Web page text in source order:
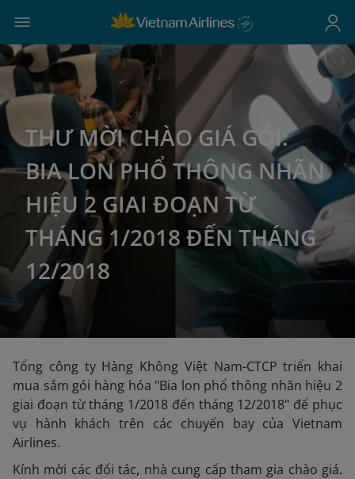
THƯ MỜI CHÀO GIÁ GÓI:
BIA LON PHỔ THÔNG NHÃN
HIỆU 2 GIAI ĐOẠN TỪ
THÁNG 1/2018 ĐẾN THÁNG
12/2018
Tổng công ty Hàng Không Việt Nam-CTCP triển khai
mua sắm gói hàng hóa "Bia lon phổ thông nhãn hiệu 2
giai đoạn từ tháng 1/2018 đến tháng 12/2018" để phục
vụ hành khách trên các chuyến bay của Vietnam
Airlines.
Kính mời các đối tác, nhà cung cấp tham gia chào giá.